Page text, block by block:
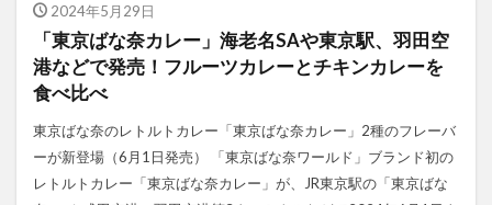
2024年5月29日
「東京ばな奈カレー」海老名SAや東京駅、羽田空
港などで発売！フルーツカレーとチキンカレーを
食べ比べ
東京ばな奈のレトルトカレー「東京ばな奈カレー」2種のフレーバ
ーが新登場（6月1日発売） 「東京ばな奈ワールド」ブランド初の
レトルトカレー「東京ばな奈カレー」が、JR東京駅の「東京ばな